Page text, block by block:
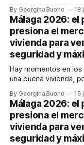
compradores e
muy concretas. Y
ahora, alquilo, espero
By Georgina Buono 18
Málaga 2026:
presiona el
vivienda para
seguridad y
Hay momentos en
una buena vivienda,
Málaga, esa duda
mediterráneo sigue
internacionales,
By Georgina Buono 15
Málaga 2026:
presiona el
vivienda para
seguridad y